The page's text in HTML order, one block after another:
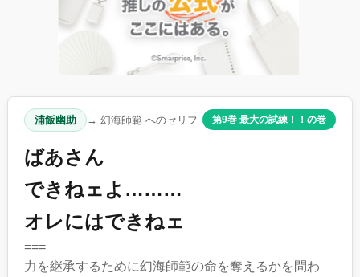
浦飯幽助 → 幻海師範 へのセリフ 第9巻 最大の試練！！の巻
ばあさん
できねェよ………
オレにはできねェ
===
力を継承するために幻海師範の命を奪えるかを問わ